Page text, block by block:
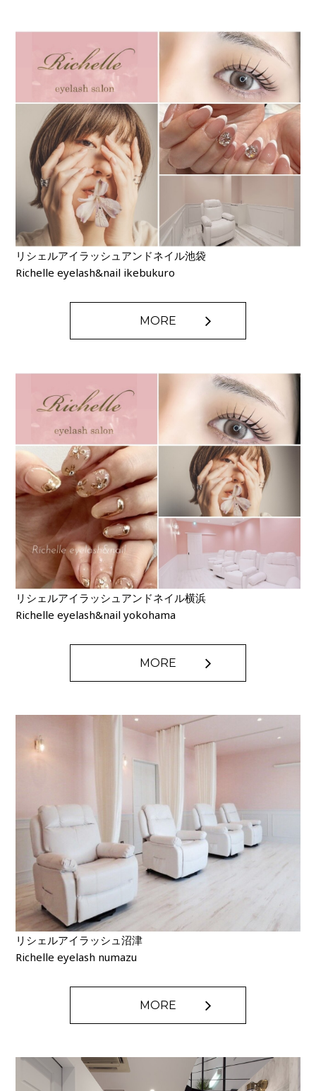
リシェルアイラッシュアンドネイル池袋
Richelle eyelash&nail ikebukuro
MORE
リシェルアイラッシュアンドネイル横浜
Richelle eyelash&nail yokohama
MORE
リシェルアイラッシュ沼津
Richelle eyelash numazu
MORE